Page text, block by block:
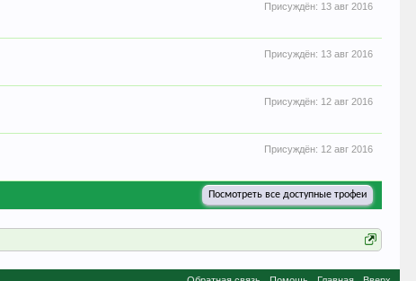
Присуждён: 13 авг 2016
Присуждён: 13 авг 2016
Присуждён: 12 авг 2016
Присуждён: 12 авг 2016
Посмотреть все доступные трофеи